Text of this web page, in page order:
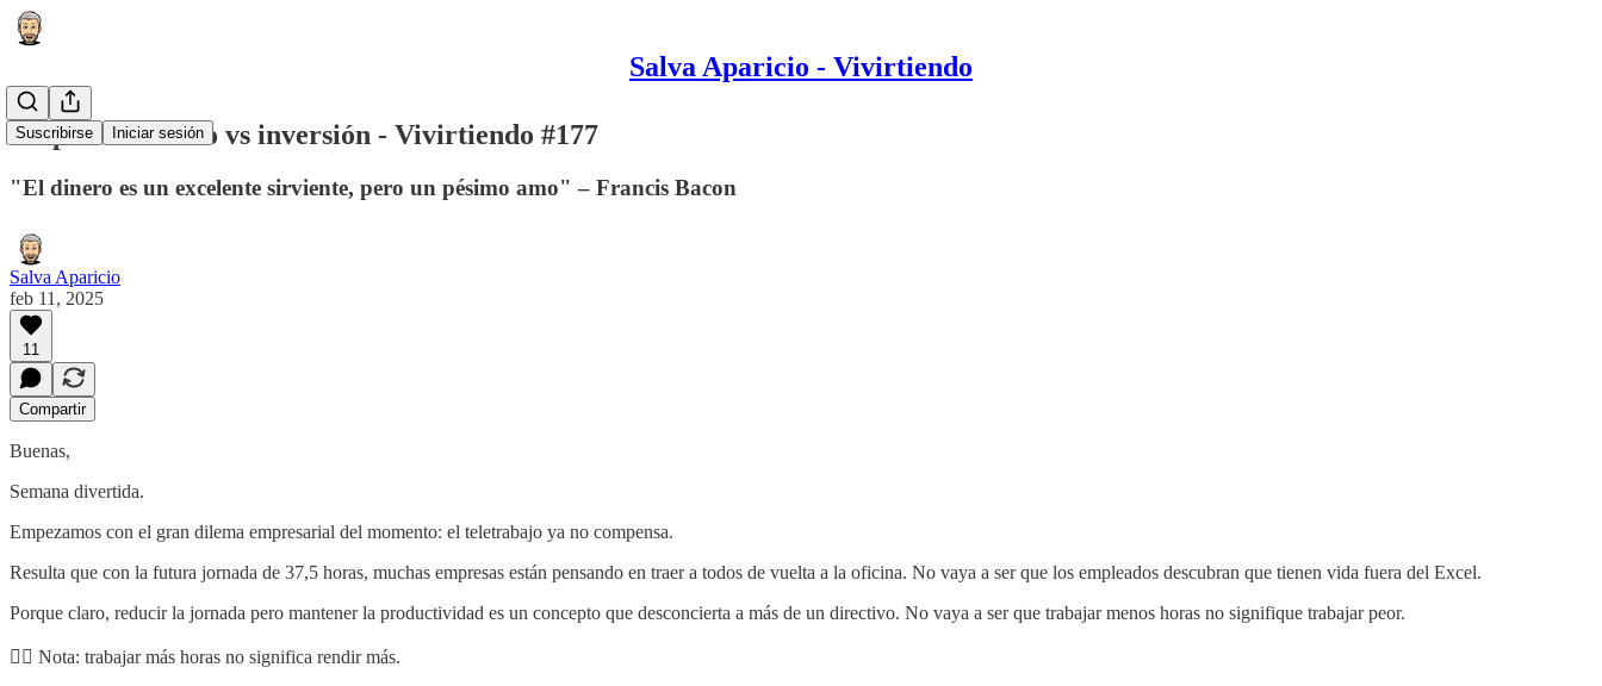
Salva Aparicio - Vivirtiendo
Suscribirse Iniciar sesión
Emprendimiento vs inversión - Vivirtiendo #177
"El dinero es un excelente sirviente, pero un pésimo amo" – Francis Bacon
Salva Aparicio
feb 11, 2025
11
Compartir
Buenas,
Semana divertida.
Empezamos con el gran dilema empresarial del momento: el teletrabajo ya no compensa.
Resulta que con la futura jornada de 37,5 horas, muchas empresas están pensando en traer a todos de vuelta a la oficina. No vaya a ser que los empleados descubran que tienen vida fuera del Excel.
Porque claro, reducir la jornada pero mantener la productividad es un concepto que desconcierta a más de un directivo. No vaya a ser que trabajar menos horas no signifique trabajar peor.
✍🏻 Nota: trabajar más horas no significa rendir más.